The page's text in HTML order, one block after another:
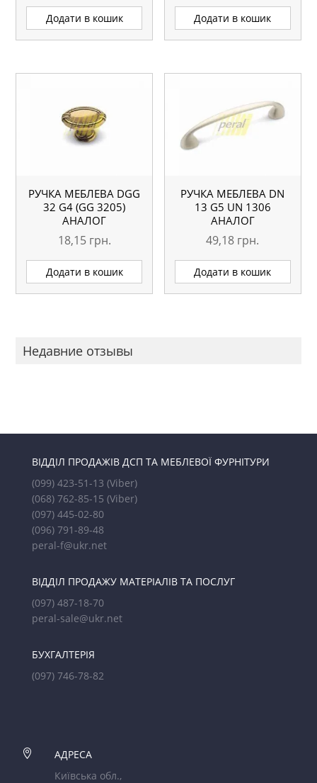
Додати в кошик Додати в кошик
РУЧКА МЕБЛЕВА DGG
32 G4 (GG 3205)
АНАЛОГ
18,15 грн.
Додати в кошик
РУЧКА МЕБЛЕВА DN
13 G5 UN 1306
АНАЛОГ
49,18 грн.
Додати в кошик
Недавние отзывы
ВІДДІЛ ПРОДАЖІВ ДСП ТА МЕБЛЕВОЇ ФУРНІТУРИ
(099) 423-51-13 (Viber)
(068) 762-85-15 (Viber)
(097) 445-02-80
(096) 791-89-48
peral-f@ukr.net
ВІДДІЛ ПРОДАЖУ МАТЕРІАЛІВ ТА ПОСЛУГ
(097) 487-18-70
peral-sale@ukr.net
БУХГАЛТЕРІЯ
(097) 746-78-82

АДРЕСА
Київська обл.,